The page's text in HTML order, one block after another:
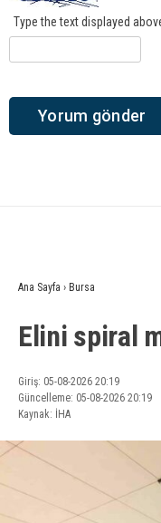
Type the text displayed
Ana Sayfa › Bursa
Elini spiral
Giriş: 05-08-2026 20:19
Güncelleme: 05-08-2026 20:19
Kaynak: İHA